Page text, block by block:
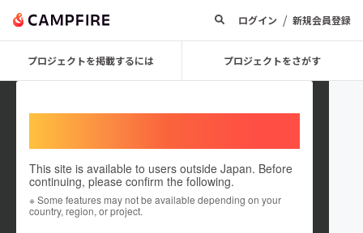
ログイン / 新規会員登録
プロジェクトを掲載するには プロジェクトをさがす
This site is available to users outside Japan. Before
continuing, please confirm the following.
※ Some features may not be available depending on your
country, region, or project.
一般社団法人サステナブルコミュ
ニティ共創機構